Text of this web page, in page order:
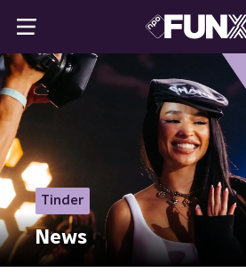
Tinder
News